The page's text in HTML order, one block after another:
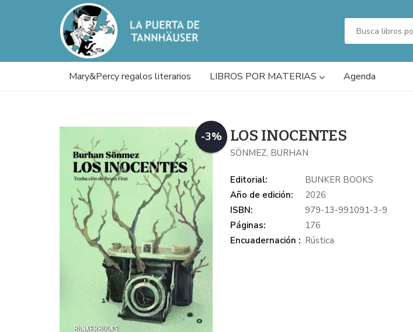
Mary&Percy regalos literarios LIBROS POR MATERIAS Agenda
-3% LOS INOCENTES
SÖNMEZ, BURHAN
Editorial:
BUNKER BOOKS
Año de edición:
2026
ISBN:
979-13-991091-3-9
Páginas:
176
Encuadernación : Rústica